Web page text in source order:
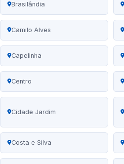
Brasilândia
Camilo Alves
Capelinha
Centro
Cidade Jardim
Costa e Silva